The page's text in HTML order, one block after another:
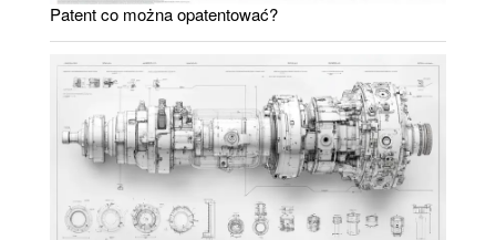
Patent co można opatentować?